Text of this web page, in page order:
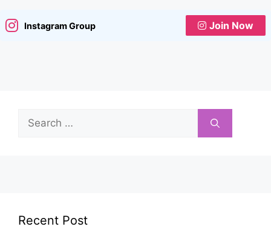
Instagram Group Join Now
Search
for:
Recent Post